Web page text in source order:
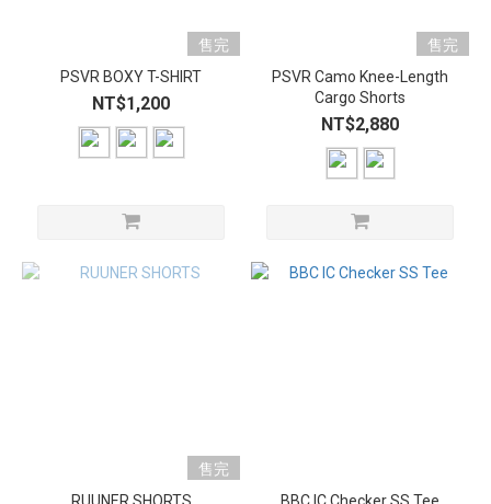
售完
PSVR BOXY T-SHIRT
NT$1,200
售完
PSVR Camo Knee-Length
Cargo Shorts
NT$2,880
售完